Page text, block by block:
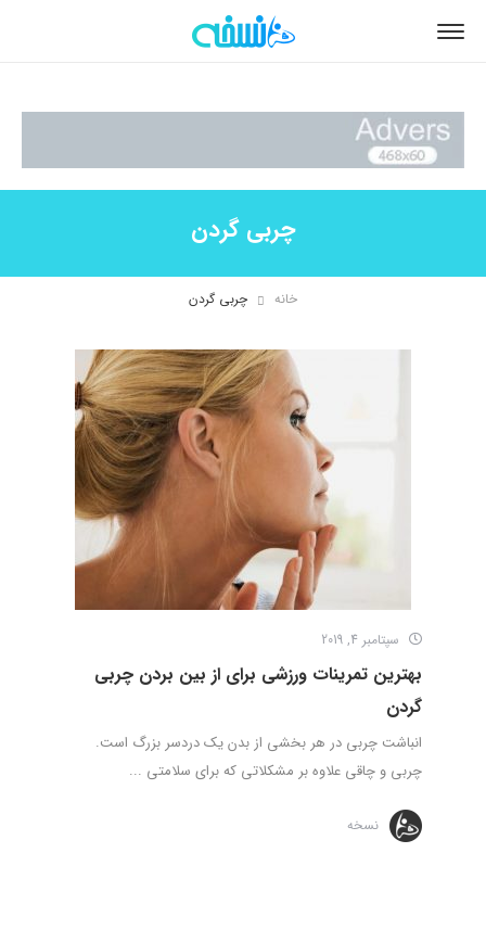
چربی گردن
خانه چربی گردن
سپتامبر 4, 2019
بهترین تمرینات ورزشی برای از بین بردن چربی
گردن
انباشت چربی در هر بخشی از بدن یک دردسر بزرگ است.
چربی و چاقی علاوه بر مشکلاتی که برای سلامتی ...
نسخه